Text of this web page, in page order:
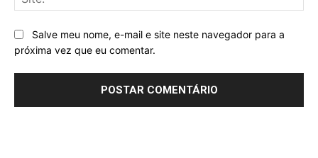
Salve meu nome, e-mail e site neste navegador para a
próxima vez que eu comentar.